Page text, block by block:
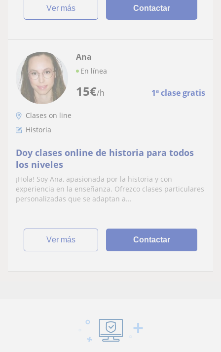
ver más Contactar
15€/h 1ª clase gratis
Ana
En línea
Clases on line
Historia
Doy clases online de historia para todos
los niveles
¡Hola! Soy Ana, apasionada por la historia y con
experiencia en la enseñanza. Ofrezco clases particulares
personalizadas que se adaptan a...
ver más Contactar